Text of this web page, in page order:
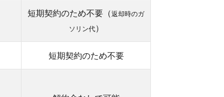
短期契約のため不要（返却時のガ
ソリン代）
短期契約のため不要